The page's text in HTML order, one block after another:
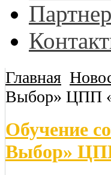
Главная
Выбор» ЦПП
Обучение
Выбор»